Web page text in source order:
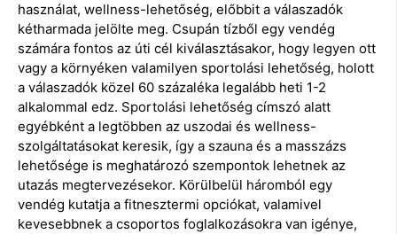
használat, wellness-lehetőség, előbbit a válaszadók
kétharmada jelölte meg. Csupán tízből egy vendég
számára fontos az úti cél kiválasztásakor, hogy legyen ott
vagy a környéken valamilyen sportolási lehetőség, holott
a válaszadók közel 60 százaléka legalább heti 1-2
alkalommal edz. Sportolási lehetőség címszó alatt
egyébként a legtöbben az uszodai és wellness-
szolgáltatásokat keresik, így a szauna és a masszázs
lehetősége is meghatározó szempontok lehetnek az
utazás megtervezésekor. Körülbelül háromból egy
vendég kutatja a fitnesztermi opciókat, valamivel
kevesebbnek a csoportos foglalkozásokra van igénye,